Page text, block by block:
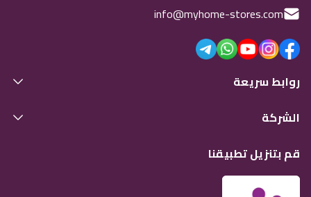
info@myhome-stores.com
روابط سريعة
الشركة
قم بتنزيل تطبيقنا